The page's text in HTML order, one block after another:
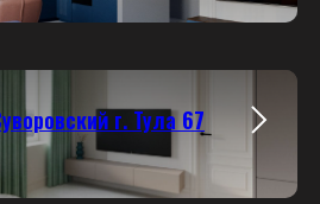
г. Тула 67